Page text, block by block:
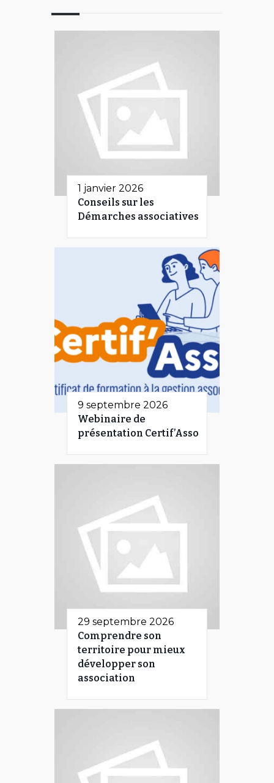
1 janvier 2026
Conseils sur les
Démarches associatives
9 septembre 2026
Webinaire de
présentation Certif’Asso
29 septembre 2026
Comprendre son
territoire pour mieux
développer son
association